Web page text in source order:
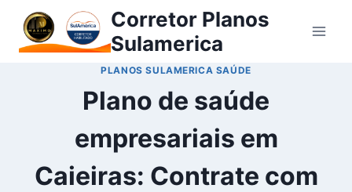
Corretor Planos
Sulamerica
PLANOS SULAMERICA SAÚDE
Plano de saúde
empresariais em
Caieiras: Contrate com